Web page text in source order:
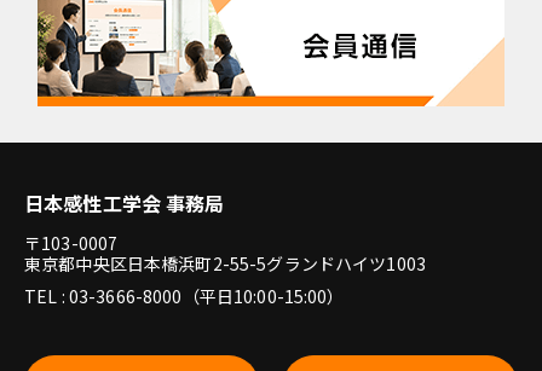
日本感性工学会 事務局
〒103-0007
東京都中央区日本橋浜町2-55-5グランドハイツ1003
TEL : 03-3666-8000（平日10:00-15:00）